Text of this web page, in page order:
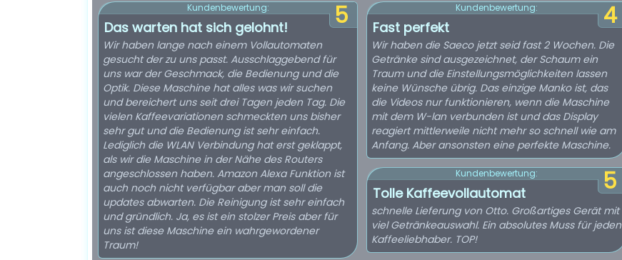
5
Kundenbewertung:
Das warten hat sich gelohnt!
Wir haben lange nach einem Vollautomaten
gesucht der zu uns passt. Ausschlaggebend für
uns war der Geschmack, die Bedienung und die
Optik. Diese Maschine hat alles was wir suchen
und bereichert uns seit drei Tagen jeden Tag. Die
vielen Kaffeevariationen schmeckten uns bisher
sehr gut und die Bedienung ist sehr einfach.
Lediglich die WLAN Verbindung hat erst geklappt,
als wir die Maschine in der Nähe des Routers
angeschlossen haben. Amazon Alexa Funktion ist
auch noch nicht verfügbar aber man soll die
updates abwarten. Die Reinigung ist sehr einfach
und gründlich. Ja, es ist ein stolzer Preis aber für
uns ist diese Maschine ein wahrgewordener
Traum!
4
Kundenbewertung:
Fast perfekt
Wir haben die Saeco jetzt seid fast 2 Wochen. Die
Getränke sind ausgezeichnet, der Schaum ein
Traum und die Einstellungsmöglichkeiten lassen
keine Wünsche übrig. Das einzige Manko ist, das
die Videos nur funktionieren, wenn die Maschine
mit dem W-lan verbunden ist und das Display
reagiert mittlerweile nicht mehr so schnell wie am
Anfang. Aber ansonsten eine perfekte Maschine.
5
Kundenbewertung:
Tolle Kaffeevollautomat
schnelle Lieferung von Otto. Großartiges Gerät mit
viel Getränkeauswahl. Ein absolutes Muss für jeden
Kaffeeliebhaber. TOP!